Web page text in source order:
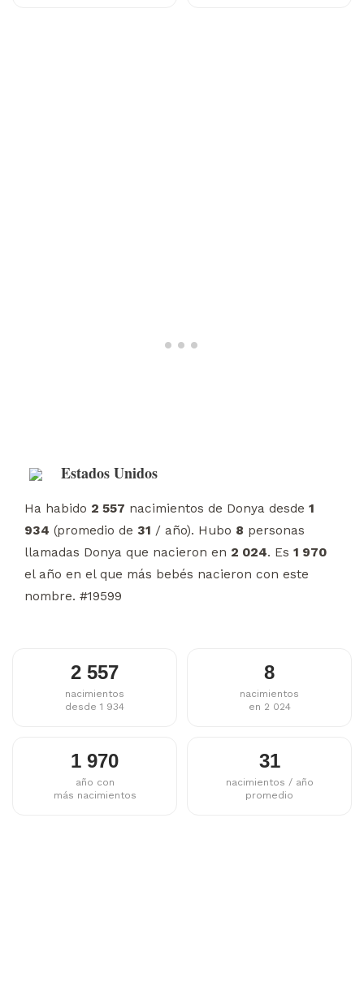
Estados Unidos
Ha habido 2 557 nacimientos de Donya desde 1
934 (promedio de 31 / año). Hubo 8 personas
llamadas Donya que nacieron en 2 024. Es 1 970
el año en el que más bebés nacieron con este
nombre. #19599
2 557
nacimientos
desde 1 934
8
nacimientos
en 2 024
1 970
año con
más nacimientos
31
nacimientos / año
promedio